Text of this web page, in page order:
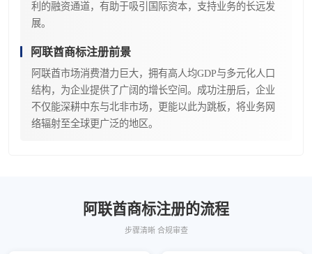
利的融资通道，有助于吸引国际资本，支持业务的长远发
展。
阿联酋商标注册前景
阿联酋市场消费潜力巨大，拥有高人均GDP与多元化人口
结构，为企业提供了广阔的增长空间。成功注册后，企业
不仅能深耕中东与北非市场，更能以此为跳板，将业务网
络辐射至全球更广泛的地区。
阿联酋商标注册的流程
步骤清晰 合规审查